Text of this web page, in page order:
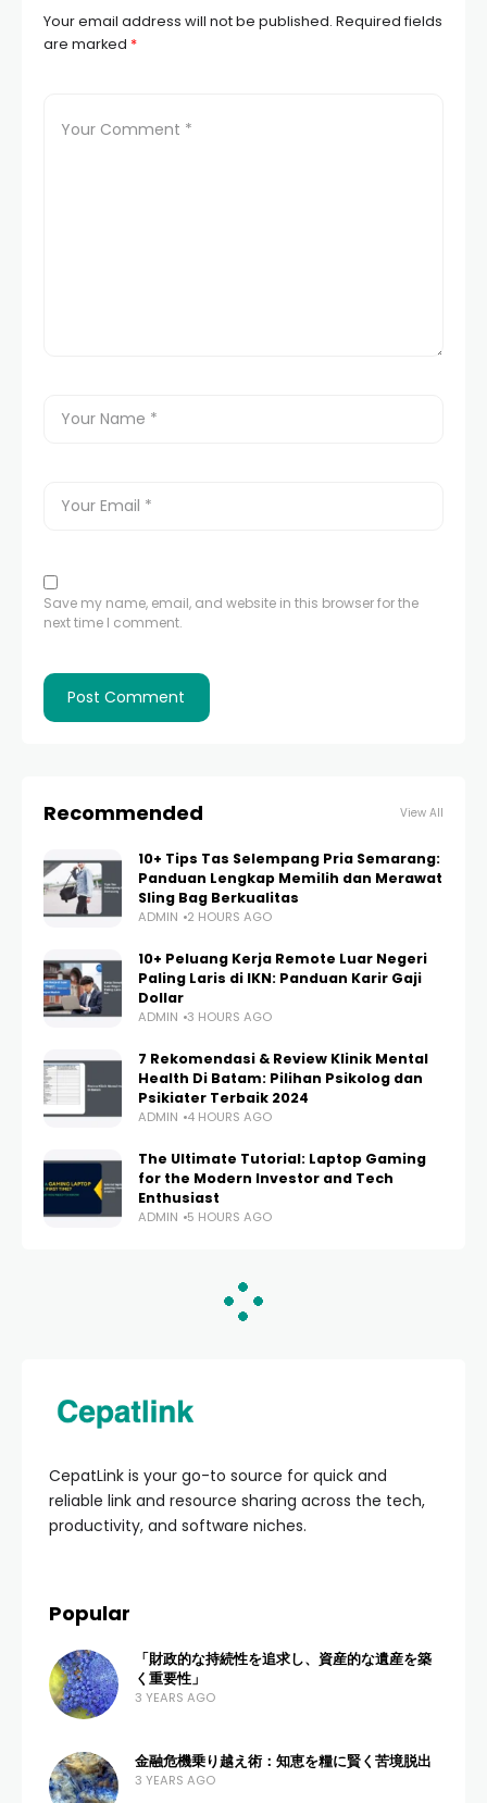
Your email address will not be published. Required fields
are marked *
Save my name, email, and website in this browser for the
next time I comment.
Recommended View All
10+ Tips Tas Selempang Pria Semarang:
Panduan Lengkap Memilih dan Merawat
Sling Bag Berkualitas
ADMIN 2 HOURS AGO
10+ Peluang Kerja Remote Luar Negeri
Paling Laris di IKN: Panduan Karir Gaji
Dollar
ADMIN 3 HOURS AGO
7 Rekomendasi & Review Klinik Mental
Health Di Batam: Pilihan Psikolog dan
Psikiater Terbaik 2024
ADMIN 4 HOURS AGO
The Ultimate Tutorial: Laptop Gaming
for the Modern Investor and Tech
Enthusiast
ADMIN 5 HOURS AGO
Panduan Lengkap
Spesifikasi Dropship
dan Strategi Sukses
ADMIN
4 MONTHS AGO
7 VIEWS 0 COMMENTS
Daftar Isi